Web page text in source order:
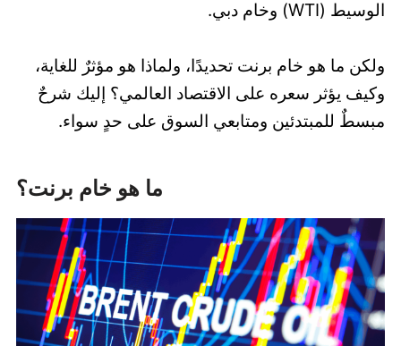
الوسيط (WTI) وخام دبي.
ولكن ما هو خام برنت تحديدًا، ولماذا هو مؤثرٌ للغاية،
وكيف يؤثر سعره على الاقتصاد العالمي؟ إليك شرحٌ
مبسطٌ للمبتدئين ومتابعي السوق على حدٍ سواء.
ما هو خام برنت؟